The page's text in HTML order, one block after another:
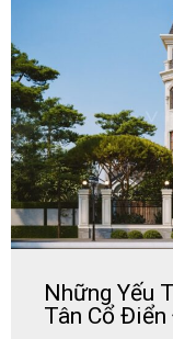
Những Yếu
Tân Cổ Điển